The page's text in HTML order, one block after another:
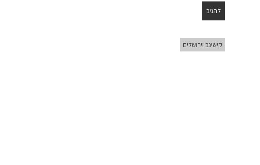
קישינב וירושלים